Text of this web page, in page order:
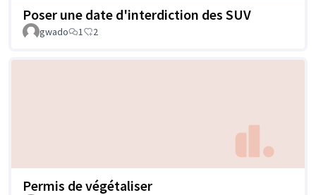
Poser une date d'interdiction des SUV
gwado 1 2
Permis de végétaliser